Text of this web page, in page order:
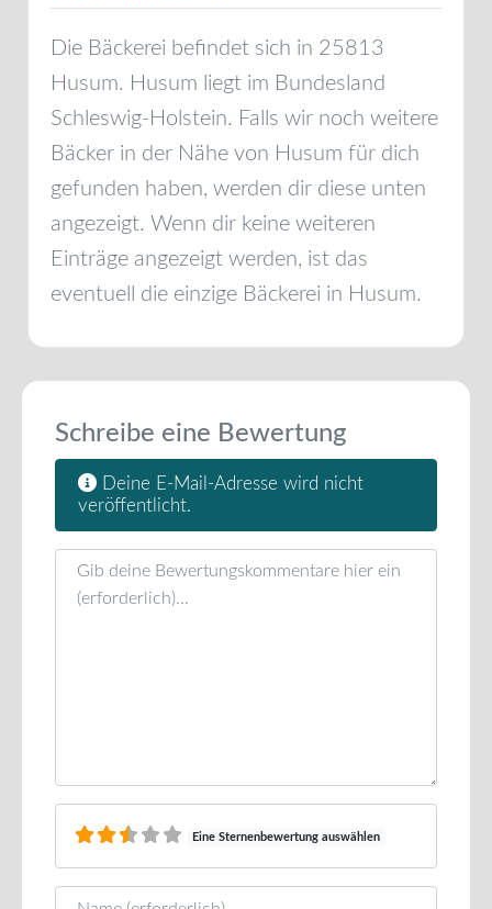
Die Bäckerei befindet sich in 25813
Husum. Husum liegt im Bundesland
Schleswig-Holstein. Falls wir noch weitere
Bäcker in der Nähe von Husum für dich
gefunden haben, werden dir diese unten
angezeigt. Wenn dir keine weiteren
Einträge angezeigt werden, ist das
eventuell die einzige Bäckerei in Husum.
Schreibe eine Bewertung
Deine E-Mail-Adresse wird nicht
veröffentlicht.
Rezensionstext
Eine Sternenbewertung auswählen
Name